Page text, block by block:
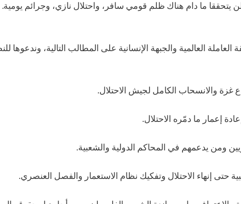
يتحققا ما دام هناك ظلم قومي سافر، واحتلال نازي، وجرائم
العاملة العالمية والجبهة الإنسانية على المطالب التالية،